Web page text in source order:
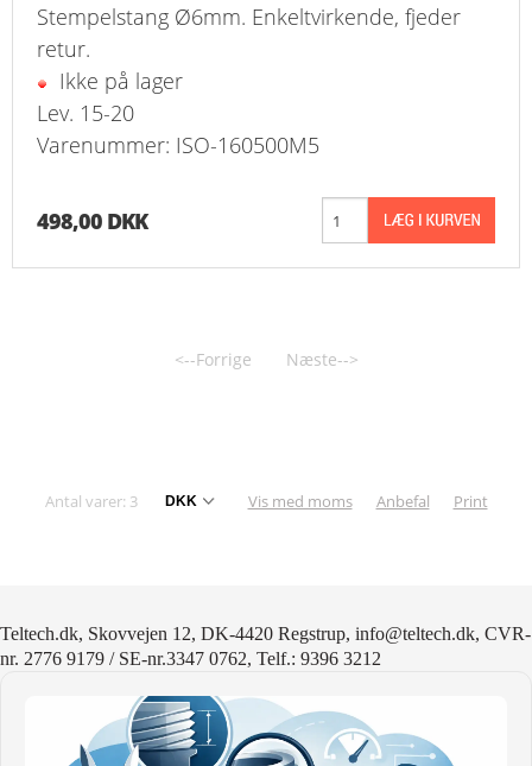
Stempelstang Ø6mm. Enkeltvirkende, fjeder
retur.
Ikke på lager
Lev. 15-20
Varenummer: ISO-160500M5
498,00 DKK
<--Forrige Næste-->
Antal varer: 3 Vis med moms Anbefal Print
Teltech.dk, Skovvejen 12, DK-4420 Regstrup, info@teltech.dk, CVR-
nr. 2776 9179 / SE-nr.3347 0762, Telf.: 9396 3212